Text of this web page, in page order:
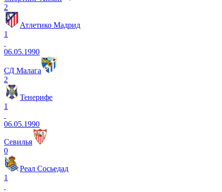
2
Атлетико Мадрид
1
06.05.1990
СД Малага
2
Тенерифе
1
06.05.1990
Севилья
0
Реал Сосьедад
1